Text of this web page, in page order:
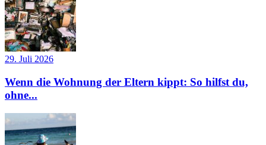
29. Juli 2026
Wenn die Wohnung der Eltern kippt: So hilfst du,
ohne...